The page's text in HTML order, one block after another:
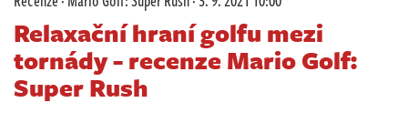
Redakce
Živě
Relaxační hraní golfu mezi
tornády - recenze Mario Golf:
Super Rush